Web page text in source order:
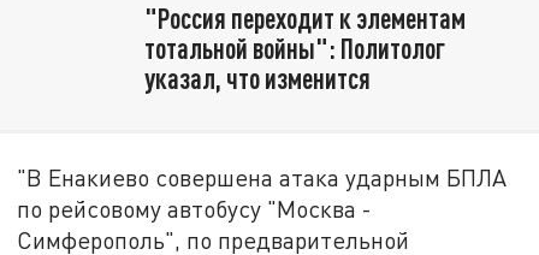
"Россия переходит к элементам
тотальной войны": Политолог
указал, что изменится
"В Енакиево совершена атака ударным БПЛА
по рейсовому автобусу "Москва -
Симферополь", по предварительной